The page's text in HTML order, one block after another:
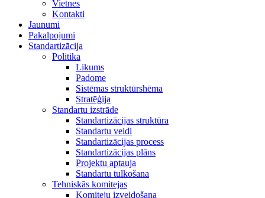
Vietnes
Kontakti
Jaunumi
Pakalpojumi
Standartizācija
Politika
Likums
Padome
Sistēmas struktūrshēma
Stratēģija
Standartu izstrāde
Standartizācijas struktūra
Standartu veidi
Standartizācijas process
Standartizācijas plāns
Projektu aptauja
Standartu tulkošana
Tehniskās komitejas
Komiteju izveidošana